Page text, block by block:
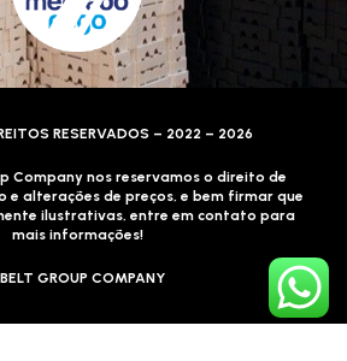
RESERVADOS – 2022 – 2026
Company nos reservamos o direito de
e alterações de preços, e bem firmar que
ilustrativas, entre em contato para
mais informações!
GROUP COMPANY